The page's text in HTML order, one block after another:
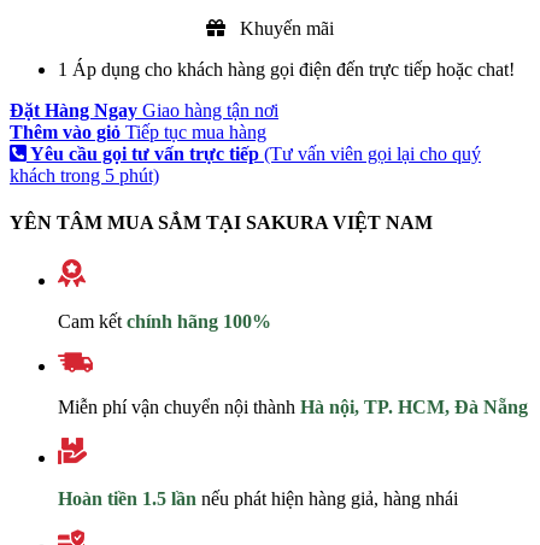
Khuyến mãi
1 Áp dụng cho khách hàng gọi điện đến trực tiếp hoặc chat!
Đặt Hàng Ngay Giao hàng tận nơi
Thêm vào giỏ Tiếp tục mua hàng
Yêu cầu gọi tư vấn trực tiếp (Tư vấn viên gọi lại cho quý
khách trong 5 phút)
YÊN TÂM MUA SẮM TẠI SAKURA VIỆT NAM
Cam kết chính hãng 100%
Miễn phí vận chuyển nội thành Hà nội, TP. HCM, Đà Nẵng
Hoàn tiền 1.5 lần nếu phát hiện hàng giả, hàng nhái